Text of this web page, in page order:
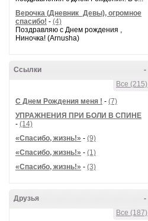
Верочка (Дневник_Девы), огромное
спасибо! - (4)
Поздравляю с Днем рождения ,
Ниночка! (Arnusha)
-
Ссылки
Все (215)
С Днем Рождения меня ! - (7)
УПРАЖНЕНИЯ ПРИ БОЛИ В СПИНЕ
- (14)
«Спасибо, жизнь!» - (9)
«Спасибо, жизнь!» - (1)
«Спасибо, жизнь!» - (3)
-
Друзья
Все (187)